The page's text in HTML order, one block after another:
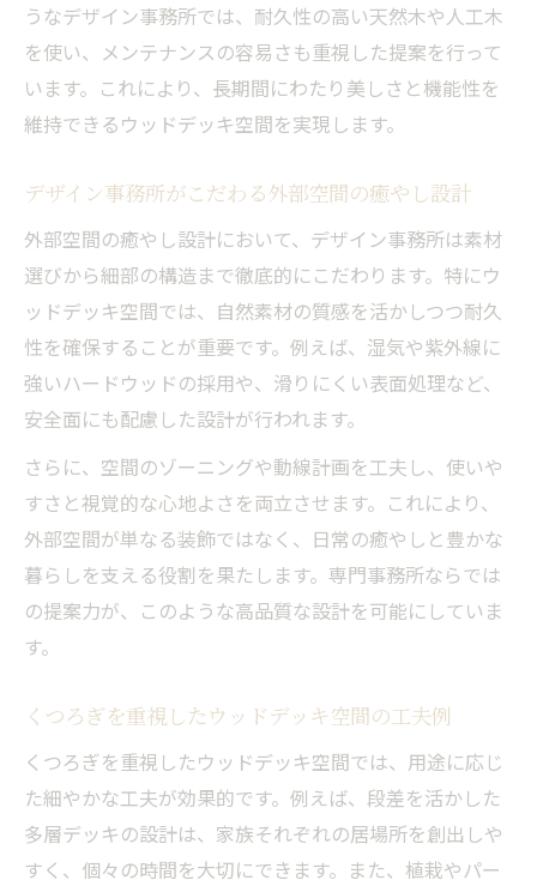
うなデザイン事務所では、耐久性の高い天然木や人工木
を使い、メンテナンスの容易さも重視した提案を行って
います。これにより、長期間にわたり美しさと機能性を
維持できるウッドデッキ空間を実現します。
デザイン事務所がこだわる外部空間の癒やし設計
外部空間の癒やし設計において、デザイン事務所は素材
選びから細部の構造まで徹底的にこだわります。特にウ
ッドデッキ空間では、自然素材の質感を活かしつつ耐久
性を確保することが重要です。例えば、湿気や紫外線に
強いハードウッドの採用や、滑りにくい表面処理など、
安全面にも配慮した設計が行われます。
さらに、空間のゾーニングや動線計画を工夫し、使いや
すさと視覚的な心地よさを両立させます。これにより、
外部空間が単なる装飾ではなく、日常の癒やしと豊かな
暮らしを支える役割を果たします。専門事務所ならでは
の提案力が、このような高品質な設計を可能にしていま
す。
くつろぎを重視したウッドデッキ空間の工夫例
くつろぎを重視したウッドデッキ空間では、用途に応じ
た細やかな工夫が効果的です。例えば、段差を活かした
多層デッキの設計は、家族それぞれの居場所を創出しや
すく、個々の時間を大切にできます。また、植栽やパー